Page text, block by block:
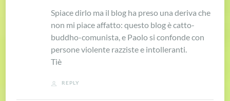
Spiace dirlo ma il blog ha preso una deriva che
non mi piace affatto: questo blog è catto-
buddho-comunista, e Paolo si confonde con
persone violente razziste e intolleranti.
Tiè
REPLY